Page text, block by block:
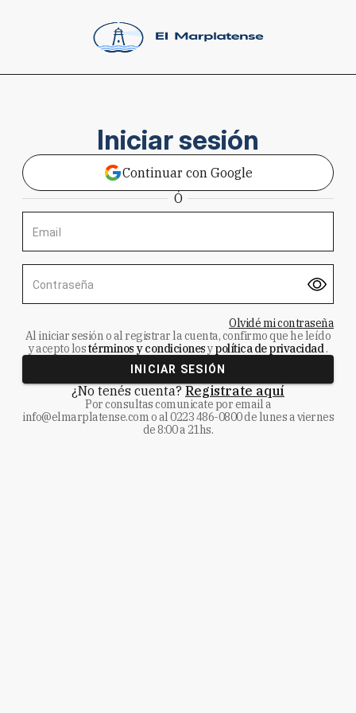
Iniciar sesión
Continuar con Google
Ó
Email
Contraseña
Olvidé mi contraseña
Al iniciar sesión o al registrar la cuenta, confirmo que he leído
y acepto lostérminos y condicionesypolítica de privacidad.
INICIAR SESIÓN
¿No tenés cuenta? Registrate aquí
Por consultas comunicate por email a
info@elmarplatense.como al0223 486-0800de lunes a viernes
de 8:00 a 21hs.